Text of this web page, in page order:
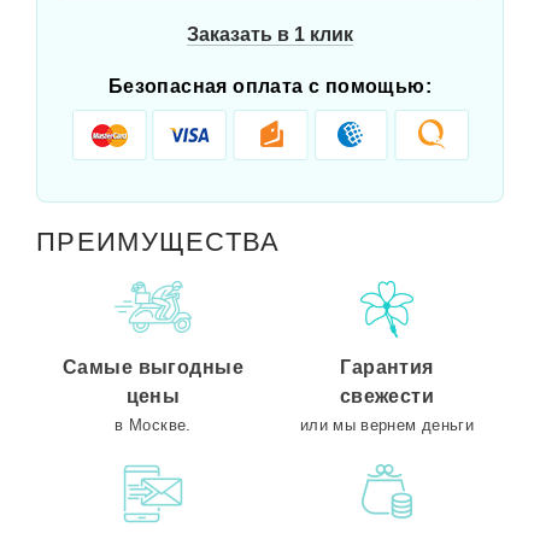
Заказать в 1 клик
Безопасная оплата с помощью:
ПРЕИМУЩЕСТВА
Самые выгодные
цены
в Москве.
Гарантия
свежести
или мы вернем деньги